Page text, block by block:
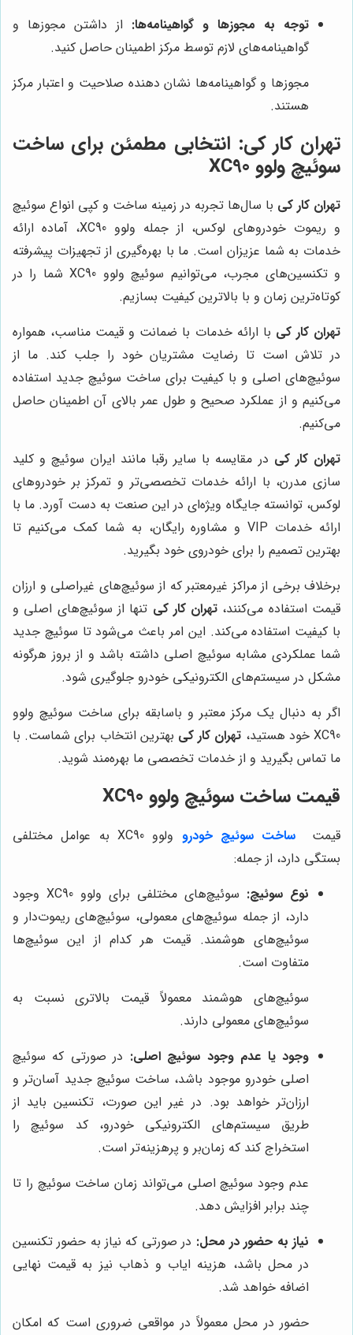
توجه به مجوزها و گواهینامه‌ها: از داشتن مجوزها و
گواهینامه‌های لازم توسط مرکز اطمینان حاصل کنید.
مجوزها و گواهینامه‌ها نشان دهنده صلاحیت و اعتبار مرکز
هستند.
تهران کار کی: انتخابی مطمئن برای ساخت
سوئیچ ولوو XC90
تهران کار کی با سال‌ها تجربه در زمینه ساخت و کپی انواع سوئیچ
و ریموت خودروهای لوکس، از جمله ولوو XC90، آماده ارائه
خدمات به شما عزیزان است. ما با بهره‌گیری از تجهیزات پیشرفته
و تکنسین‌های مجرب، می‌توانیم سوئیچ ولوو XC90 شما را در
کوتاه‌ترین زمان و با بالاترین کیفیت بسازیم.
تهران کار کی با ارائه خدمات با ضمانت و قیمت مناسب، همواره
در تلاش است تا رضایت مشتریان خود را جلب کند. ما از
سوئیچ‌های اصلی و با کیفیت برای ساخت سوئیچ جدید استفاده
می‌کنیم و از عملکرد صحیح و طول عمر بالای آن اطمینان حاصل
می‌کنیم.
تهران کار کی در مقایسه با سایر رقبا مانند ایران سوئیچ و کلید
سازی مدرن، با ارائه خدمات تخصصی‌تر و تمرکز بر خودروهای
لوکس، توانسته جایگاه ویژه‌ای در این صنعت به دست آورد. ما با
ارائه خدمات VIP و مشاوره رایگان، به شما کمک می‌کنیم تا
بهترین تصمیم را برای خودروی خود بگیرید.
برخلاف برخی از مراکز غیرمعتبر که از سوئیچ‌های غیراصلی و ارزان
قیمت استفاده می‌کنند، تهران کار کی تنها از سوئیچ‌های اصلی و
با کیفیت استفاده می‌کند. این امر باعث می‌شود تا سوئیچ جدید
شما عملکردی مشابه سوئیچ اصلی داشته باشد و از بروز هرگونه
مشکل در سیستم‌های الکترونیکی خودرو جلوگیری شود.
اگر به دنبال یک مرکز معتبر و باسابقه برای ساخت سوئیچ ولوو
XC90 خود هستید،
تهران کار کی بهترین انتخاب برای شماست. با
ما تماس بگیرید و از خدمات تخصصی ما بهره‌مند شوید.
قیمت ساخت سوئیچ ولوو XC90
قیمت ساخت سوئیچ خودرو
ولوو XC90 به عوامل مختلفی
بستگی دارد، از جمله:
نوع سوئیچ:
سوئیچ‌های مختلفی برای ولوو XC90 وجود
دارد، از جمله سوئیچ‌های معمولی، سوئیچ‌های ریموت‌دار و
سوئیچ‌های هوشمند. قیمت هر کدام از این سوئیچ‌ها
متفاوت است.
سوئیچ‌های هوشمند معمولاً قیمت بالاتری نسبت به
سوئیچ‌های معمولی دارند.
وجود یا عدم وجود سوئیچ اصلی: در صورتی که سوئیچ
اصلی خودرو موجود باشد، ساخت سوئیچ جدید آسان‌تر و
ارزان‌تر خواهد بود. در غیر این صورت، تکنسین باید از
طریق سیستم‌های الکترونیکی خودرو، کد سوئیچ را
استخراج کند که زمان‌بر و پرهزینه‌تر است.
عدم وجود سوئیچ اصلی می‌تواند زمان ساخت سوئیچ را تا
چند برابر افزایش دهد.
نیاز به حضور در محل: در صورتی که نیاز به حضور تکنسین
در محل باشد، هزینه ایاب و ذهاب نیز به قیمت نهایی
اضافه خواهد شد.
حضور در محل معمولاً در مواقعی ضروری است که امکان